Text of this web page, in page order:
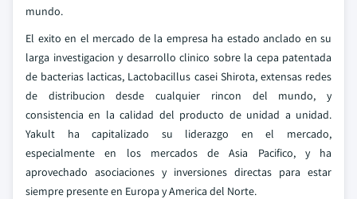
mundo.
El exito en el mercado de la empresa ha estado anclado en su
larga investigacion y desarrollo clinico sobre la cepa patentada
de bacterias lacticas, Lactobacillus casei Shirota, extensas redes
de distribucion desde cualquier rincon del mundo, y
consistencia en la calidad del producto de unidad a unidad.
Yakult ha capitalizado su liderazgo en el mercado,
especialmente en los mercados de Asia Pacifico, y ha
aprovechado asociaciones y inversiones directas para estar
siempre presente en Europa y America del Norte.